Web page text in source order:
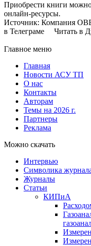
Приобрести книги
онлайн-ресурсы.
Источник: Компания
в Телеграме Читать в
Главное меню
Главная
Новости АСУ ТП
О нас
Контакты
Авторам
Темы на 2026 г.
Партнеры
Реклама
Можно скачать
Интервью
Символика
Журналы
Статьи
КИПиА